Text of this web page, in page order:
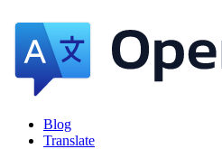
Blog
Translate